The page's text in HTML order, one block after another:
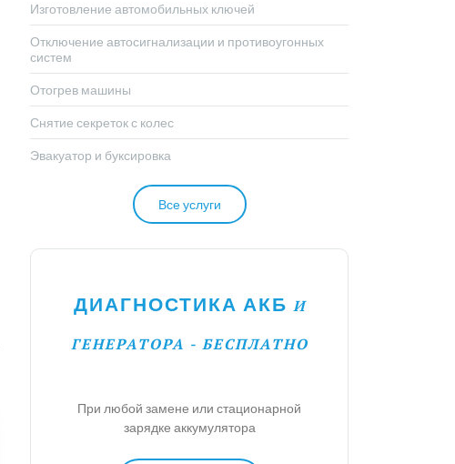
Изготовление автомобильных ключей
Отключение автосигнализации и противоугонных
систем
Отогрев машины
Снятие секреток с колес
Эвакуатор и буксировка
Все услуги
ДИАГНОСТИКА АКБ И
ГЕНЕРАТОРА - БЕСПЛАТНО
При любой замене или стационарной
зарядке аккумулятора